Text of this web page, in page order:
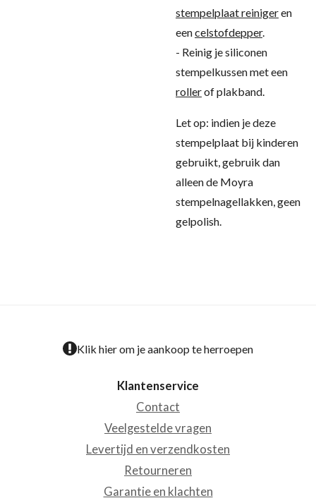
stempelplaat reinigeren
eencelstofdepper.
- Reinig je siliconen
stempelkussen met een
rollerof plakband.
Let op: indien je deze
stempelplaat bij kinderen
gebruikt, gebruik dan
alleen de Moyra
stempelnagellakken, geen
gelpolish.
Klik hier om je aankoop te herroepen
Klantenservice
Contact
Veelgestelde vragen
Levertijd en verzendkosten
Retourneren
Garantie en klachten